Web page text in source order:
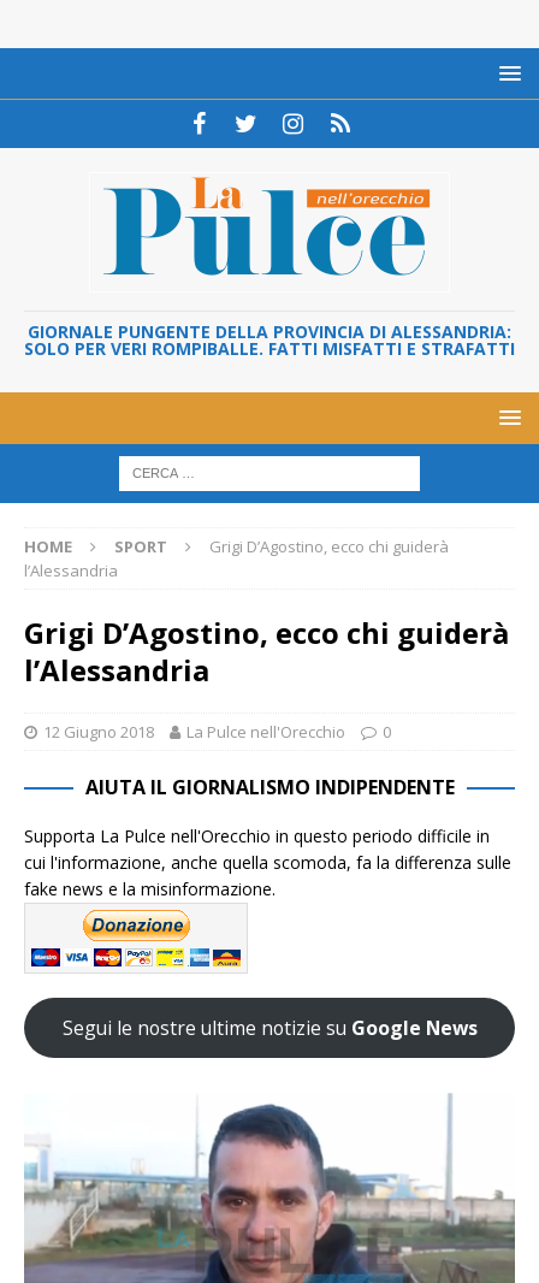
GIORNALE PUNGENTE DELLA PROVINCIA DI ALESSANDRIA:
SOLO PER VERI ROMPIBALLE. FATTI MISFATTI E STRAFATTI
HOME SPORT
Grigi D’Agostino, ecco chi guiderà
l’Alessandria
Grigi D’Agostino, ecco chi guiderà
l’Alessandria
12 Giugno 2018 La Pulce nell'Orecchio 0
AIUTA IL GIORNALISMO INDIPENDENTE
Supporta La Pulce nell'Orecchio in questo periodo difficile in
cui l'informazione, anche quella scomoda, fa la differenza sulle
fake news e la misinformazione.
Segui le nostre ultime notizie su Google News